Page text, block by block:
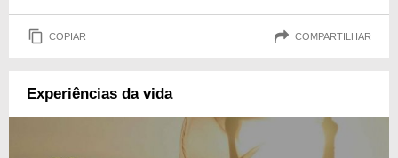
COPIAR COMPARTILHAR
Experiências da vida